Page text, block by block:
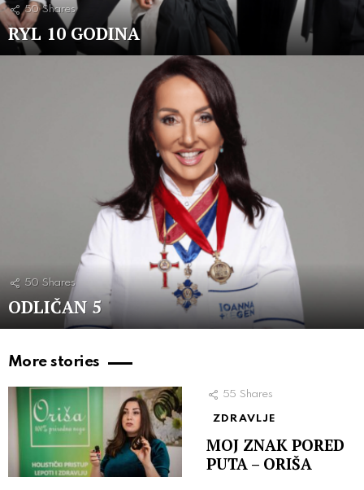
50 Shares
RYL 10 GODINA
50 Shares
ODLIČAN 5
More stories
55 Shares
ZDRAVLJE
MOJ ZNAK PORED
PUTA – ORIŠA